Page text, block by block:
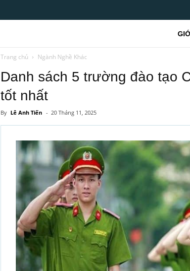
Trang chủ Ngành Nghề Khác
Danh sách 5 trường đào tạo
tốt nhất
By Lê Anh Tiến - 20 Tháng 11, 2025